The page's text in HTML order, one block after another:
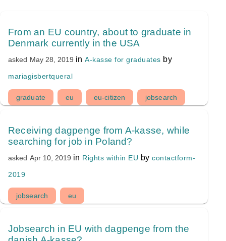
From an EU country, about to graduate in
Denmark currently in the USA
asked May 28, 2019 inA-kasse for graduates by
mariagisbertqueral
graduate eu eu-citizen jobsearch
Receiving dagpenge from A-kasse, while
searching for job in Poland?
asked Apr 10, 2019 in Rights within EU bycontactform-
2019
jobsearch eu
Jobsearch in EU with dagpenge from the